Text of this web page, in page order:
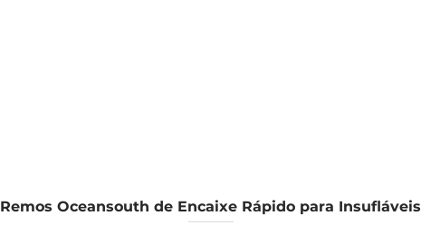
Remos Oceansouth de Encaixe Rápido para Insufláveis